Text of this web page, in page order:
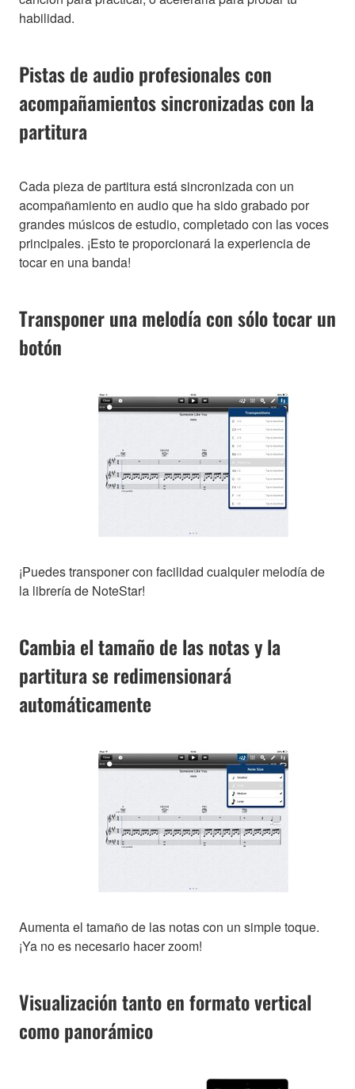
habilidad.
Pistas de audio profesionales con
acompañamientos sincronizadas con la
partitura
Cada pieza de partitura está sincronizada con un
acompañamiento en audio que ha sido grabado por
grandes músicos de estudio, completado con las voces
principales. ¡Esto te proporcionará la experiencia de
tocar en una banda!
Transponer una melodía con sólo tocar un
botón
¡Puedes transponer con facilidad cualquier melodía de
la librería de NoteStar!
Cambia el tamaño de las notas y la
partitura se redimensionará
automáticamente
Aumenta el tamaño de las notas con un simple toque.
¡Ya no es necesario hacer zoom!
Visualización tanto en formato vertical
como panorámico